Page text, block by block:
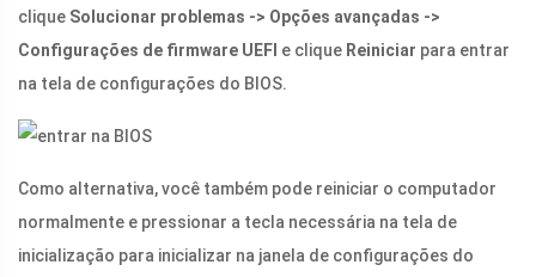
clique Solucionar problemas -> Opções avançadas ->
Configurações de firmware UEFI e clique Reiniciar para entrar
na tela de configurações do BIOS.
Como alternativa, você também pode reiniciar o computador
normalmente e pressionar a tecla necessária na tela de
inicialização para inicializar na janela de configurações do